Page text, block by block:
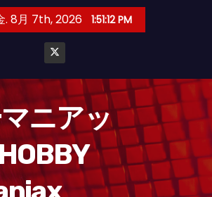
. 8月 7th, 2026 1:51:13 PM
ニアッ